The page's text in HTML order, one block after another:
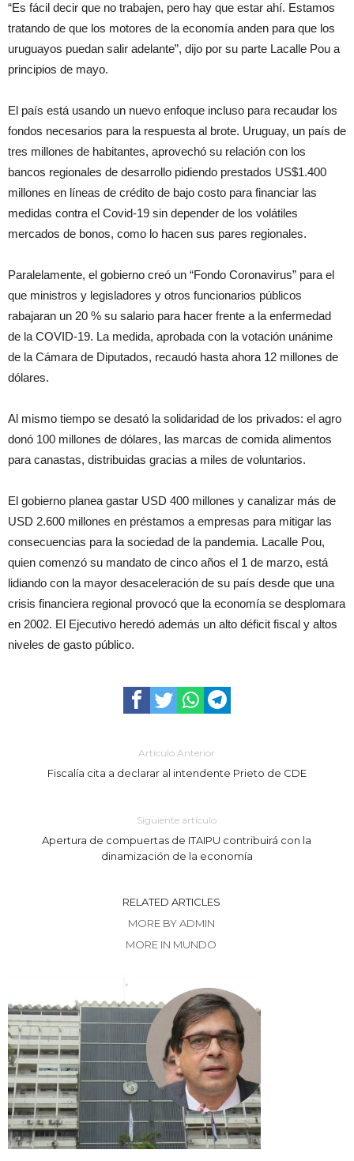
“Es fácil decir que no trabajen, pero hay que estar ahí. Estamos
tratando de que los motores de la economía anden para que los
uruguayos puedan salir adelante”, dijo por su parte Lacalle Pou a
principios de mayo.
El país está usando un nuevo enfoque incluso para recaudar los
fondos necesarios para la respuesta al brote. Uruguay, un país de
tres millones de habitantes, aprovechó su relación con los
bancos regionales de desarrollo pidiendo prestados US$1.400
millones en líneas de crédito de bajo costo para financiar las
medidas contra el Covid-19 sin depender de los volátiles
mercados de bonos, como lo hacen sus pares regionales.
Paralelamente, el gobierno creó un “Fondo Coronavirus” para el
que ministros y legisladores y otros funcionarios públicos
rabajaran un 20 % su salario para hacer frente a la enfermedad
de la COVID-19. La medida, aprobada con la votación unánime
de la Cámara de Diputados, recaudó hasta ahora 12 millones de
dólares.
Al mismo tiempo se desató la solidaridad de los privados: el agro
donó 100 millones de dólares, las marcas de comida alimentos
para canastas, distribuidas gracias a miles de voluntarios.
El gobierno planea gastar USD 400 millones y canalizar más de
USD 2.600 millones en préstamos a empresas para mitigar las
consecuencias para la sociedad de la pandemia. Lacalle Pou,
quien comenzó su mandato de cinco años el 1 de marzo, está
lidiando con la mayor desaceleración de su país desde que una
crisis financiera regional provocó que la economía se desplomara
en 2002. El Ejecutivo heredó además un alto déficit fiscal y altos
niveles de gasto público.
Artículo Anterior
Fiscalía cita a declarar al intendente Prieto de CDE
Siguiente artículo
Apertura de compuertas de ITAIPU contribuirá con la
dinamización de la economía
RELATED ARTICLES
MORE BY ADMIN
MORE IN MUNDO